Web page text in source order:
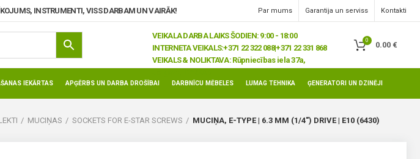
INSTRUMENTI, VISS DARBAM UN VAIRĀK! Par mums Garantija un serviss Kontakti
VEIKALA DARBA LAIKS ŠODIEN: 9:00 - 18:00
INTERNETA VEIKALS:+371 22 322 088|+371 22 331 868
VEIKALS & NOLIKTAVA: Rūpniecības iela 37a,
0
0.00 €
IEKĀRTAS APĢĒRBS UN DARBA DROŠĪBAI DARBNĪCU MĒBELES LUMAG TEHNIKA ĢENERATORI UN DZINĒJI
MUCIŅAS SOCKETS FOR E-STAR SCREWS MUCIŅA, E-TYPE | 6.3 MM (1/4″) DRIVE | E10 (6430)